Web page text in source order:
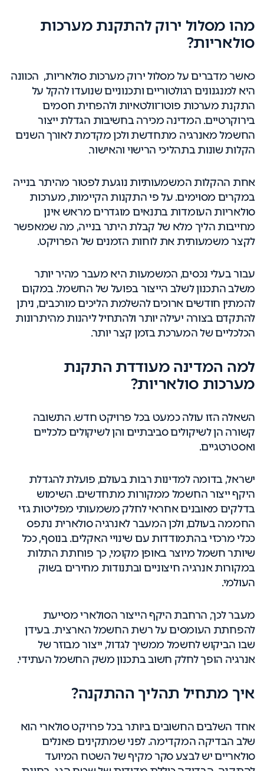
מהו מסלול ירוק להתקנת מערכות
סולאריות?
כאשר מדברים על מסלול ירוק מערכות סולאריות, הכוונה
היא למנגנונים רגולטוריים ותכנוניים שנועדו להקל על
התקנת מערכות פוטו־וולטאיות ולהפחית חסמים
בירוקרטיים. המדינה מכירה בחשיבות הגדלת ייצור
החשמל מאנרגיה מתחדשת ולכן מקדמת לאורך השנים
הקלות שונות בתהליכי הרישוי והאישור.
אחת ההקלות המשמעותיות נוגעת לפטור מהיתר בנייה
במקרים מסוימים. על פי התקנות הקיימות, מערכות
סולאריות העומדות בתנאים מוגדרים מראש אינן
מחייבות הליך מלא של קבלת היתר בנייה, מה שמאפשר
לקצר משמעותית את לוחות הזמנים של הפרויקט.
עבור בעלי נכסים, המשמעות היא מעבר מהיר יותר
משלב התכנון לשלב הייצור בפועל של החשמל. במקום
להמתין חודשים ארוכים להשלמת הליכים מורכבים, ניתן
להתקדם בצורה יעילה יותר ולהתחיל ליהנות מהיתרונות
הכלכליים של המערכת בזמן קצר יותר.
למה המדינה מעודדת התקנת
מערכות סולאריות?
השאלה הזו עולה כמעט בכל פרויקט חדש. התשובה
קשורה הן לשיקולים סביבתיים והן לשיקולים כלכליים
ואסטרטגיים.
ישראל, בדומה למדינות רבות בעולם, פועלת להגדלת
היקף ייצור החשמל ממקורות מתחדשים. השימוש
בדלקים מאובנים אחראי לחלק משמעותי מפליטות גזי
החממה בעולם, ולכן המעבר לאנרגיה סולארית נתפס
ככלי מרכזי בהתמודדות עם שינויי האקלים. בנוסף, ככל
שיותר חשמל מיוצר באופן מקומי, כך פוחתת התלות
במקורות אנרגיה חיצוניים ובתנודות מחירים בשוק
העולמי.
מעבר לכך, הרחבת היקף הייצור הסולארי מסייעת
להפחתת העומסים על רשת החשמל הארצית. בעידן
שבו הביקוש לחשמל ממשיך לגדול, ייצור מבוזר של
אנרגיה הופך לחלק חשוב בתכנון משק החשמל העתידי.
איך מתחיל תהליך ההתקנה?
אחד השלבים החשובים ביותר בכל פרויקט סולארי הוא
שלב הבדיקה המקדימה. לפני שמתקינים פאנלים
סולאריים יש לבצע סקר מקיף של השטח המיועד